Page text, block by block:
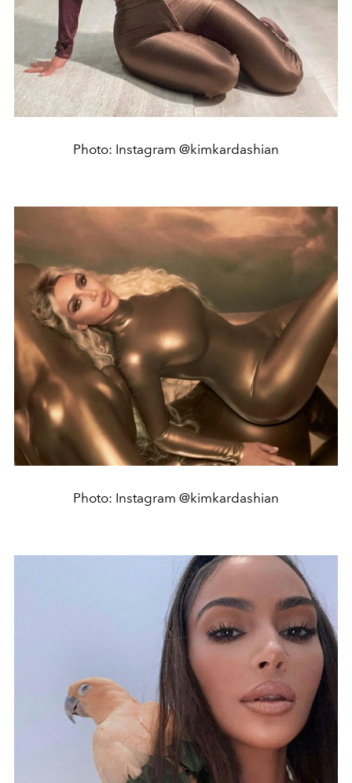
Photo: Instagram @kimkardashian
Photo: Instagram @kimkardashian